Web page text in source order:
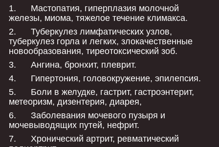
1. Мастопатия, гиперплазия молочной
железы, миома, тяжелое течение климакса.
2. Туберкулез лимфатических узлов,
туберкулез горла и легких, злокачественные
новообразования, тиреотоксический зоб.
3. Ангина, бронхит, плеврит.
4. Гипертония, головокружение, эпилепсия.
5. Боли в желудке, гастрит, гастроэнтерит,
метеоризм, дизентерия, диарея,
6. Заболевания мочевого пузыря и
мочевыводящих путей, нефрит.
7. Хронический артрит, ревматический